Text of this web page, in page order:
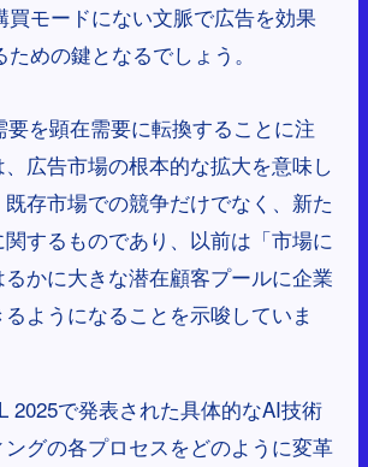
買モードにない文脈で広告を効果
ための鍵となるでしょう。
要を顕在需要に転換することに注
広告市場の根本的な拡大を意味し
存市場での競争だけでなく、新た
するものであり、以前は「市場に
かに大きな潜在顧客プールに企業
ようになることを示唆していま
2025で発表された具体的なAI技術
グの各プロセスをどのように変革